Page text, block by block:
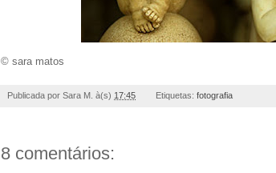
© sara matos
Publicada por Sara M. à(s) 17:45 Etiquetas: fotografia
8 comentários: